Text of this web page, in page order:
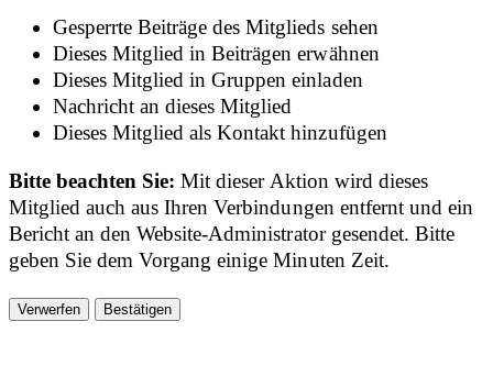
Gesperrte Beiträge des Mitglieds sehen
Dieses Mitglied in Beiträgen erwähnen
Dieses Mitglied in Gruppen einladen
Nachricht an dieses Mitglied
Dieses Mitglied als Kontakt hinzufügen
Bitte beachten Sie:Mit dieser Aktion wird dieses
Mitglied auch aus Ihren Verbindungen entfernt und ein
Bericht an den Website-Administrator gesendet. Bitte
geben Sie dem Vorgang einige Minuten Zeit.
Bestätigen